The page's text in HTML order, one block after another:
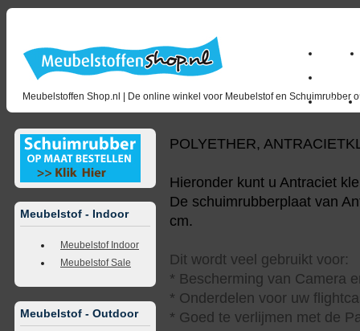
Meubelstoffen Shop.nl | De online winkel voor Meubelstof en Schuimrubber
Home
Outlet
Meubelstof - Indoor
Meubelstof Indoor
Meubelstof Sale
Meubelstof - Outdoor
POLYETHER,
Hieronder kunt u Antraciet
De schuimrubberplaat van
cm.
Dit wordt veel gebruikt voor:
* Bescherming van Camera
* Onderdelen voor uw
* Goed te verlijmen met de